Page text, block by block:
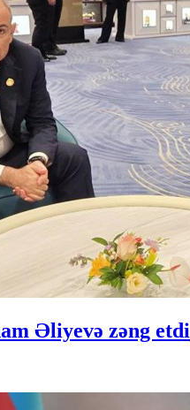
Əliyevə zəng etdi